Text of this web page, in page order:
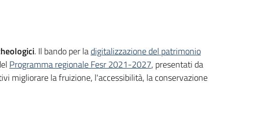
. Il bando per ladigitalizzazione del patrimonio
Programma regionale Fesr 2021-2027, presentati da
migliorare la fruizione, l'accessibilità, la conservazione